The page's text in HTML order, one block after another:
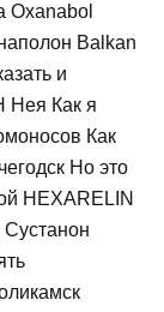
Oxanabol
Balkan
и
Нея Как я
Как
Но это
HEXARELIN
Сустанон